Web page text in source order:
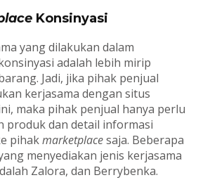
Konsinyasi
yang dilakukan dalam
adalah lebih mirip
Jadi, jika pihak penjual
kerjasama dengan situs
maka pihak penjual hanya perlu
produk dan detail informasi
pihakmarketplacesaja. Beberapa
menyediakan jenis kerjasama
Zalora, dan Berrybenka.